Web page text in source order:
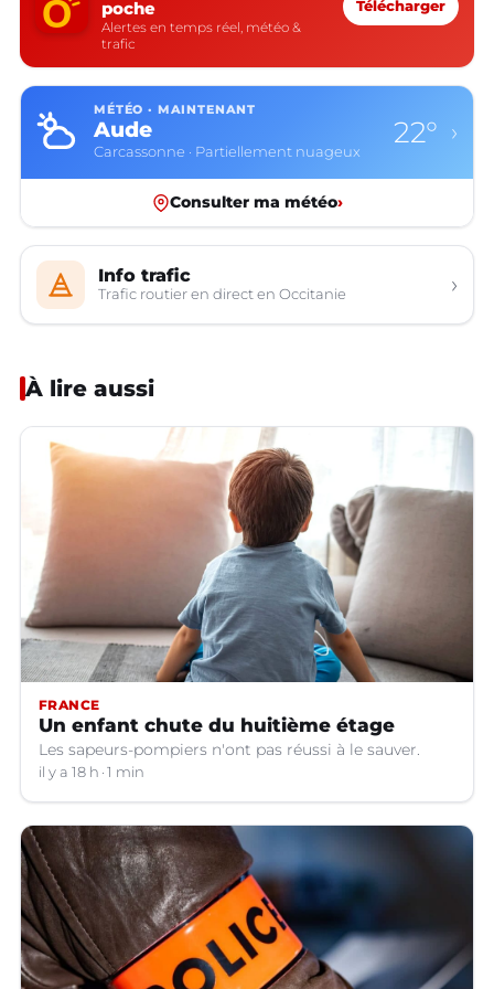
poche
Alertes en temps réel, météo &
trafic
Télécharger
MÉTÉO · MAINTENANT
Aude
Carcassonne · Partiellement nuageux
22° ›
Consulter ma météo›
Info trafic
Trafic routier en direct en Occitanie ›
À lire aussi
FRANCE
Un enfant chute du huitième étage
Les sapeurs-pompiers n'ont pas réussi à le sauver.
il y a 18 h 1 min